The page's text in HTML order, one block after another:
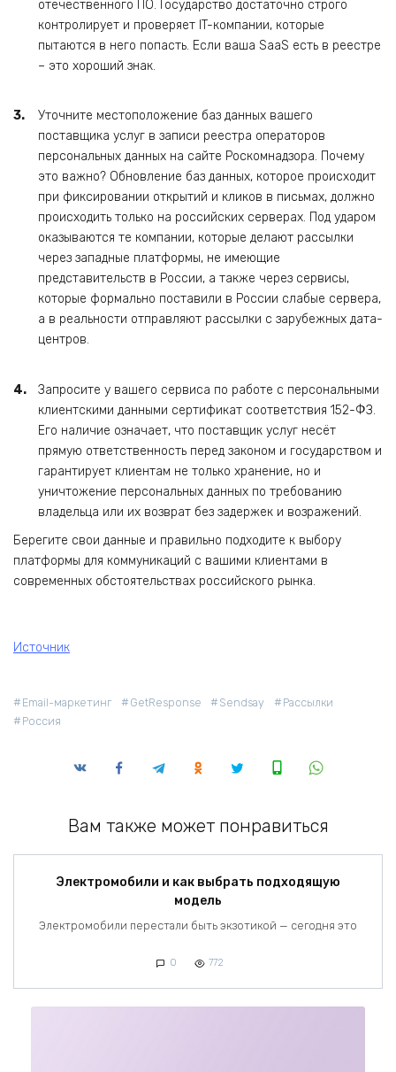
отечественного ПО. Государство достаточно строго
контролирует и проверяет IT-компании, которые
пытаются в него попасть. Если ваша SaaS есть в реестре
– это хороший знак.
Уточните местоположение баз данных вашего
поставщика услуг в записи реестра операторов
персональных данных на сайте Роскомнадзора. Почему
это важно? Обновление баз данных, которое происходит
при фиксировании открытий и кликов в письмах, должно
происходить только на российских серверах. Под ударом
оказываются те компании, которые делают рассылки
через западные платформы, не имеющие
представительств в России, а также через сервисы,
которые формально поставили в России слабые сервера,
а в реальности отправляют рассылки с зарубежных дата-
центров.
Запросите у вашего сервиса по работе с персональными
клиентскими данными сертификат соответствия 152-ФЗ.
Его наличие означает, что поставщик услуг несёт
прямую ответственность перед законом и государством и
гарантирует клиентам не только хранение, но и
уничтожение персональных данных по требованию
владельца или их возврат без задержек и возражений.
Берегите свои данные и правильно подходите к выбору
платформы для коммуникаций с вашими клиентами в
современных обстоятельствах российского рынка.
Источник
Email-маркетинг GetResponse Sendsay
Рассылки
Россия
Вам также может понравиться
Электромобили и как выбрать подходящую
модель
Электромобили перестали быть экзотикой — сегодня это
0 772